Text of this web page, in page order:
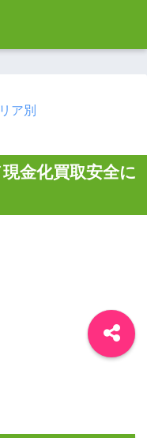
ア別
金化買取安全に